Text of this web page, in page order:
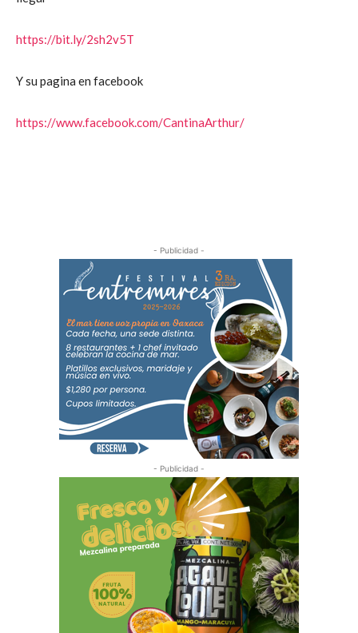
https://bit.ly/2sh2v5T
Y su pagina en facebook
https://www.facebook.com/CantinaArthur/
- Publicidad -
- Publicidad -